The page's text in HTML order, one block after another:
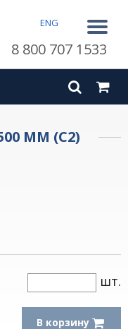
ENG
8 800 707 1533
ММ (С2)
шт.
В корзину